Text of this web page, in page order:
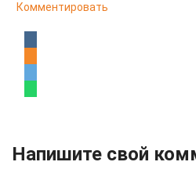
Комментировать
Напишите свой